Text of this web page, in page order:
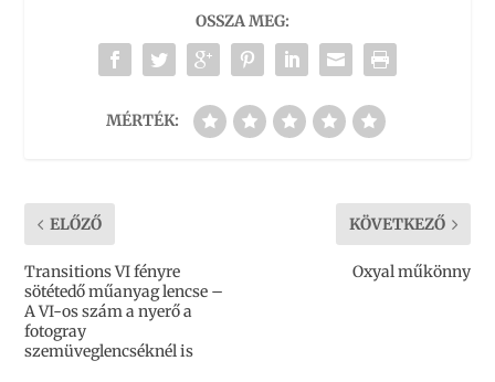
OSSZA MEG:
MÉRTÉK:
ELŐZŐ
Transitions VI fényre
sötétedő műanyag lencse –
A VI-os szám a nyerő a
fotogray
szemüveglencséknél is
KÖVETKEZŐ
Oxyal műkönny